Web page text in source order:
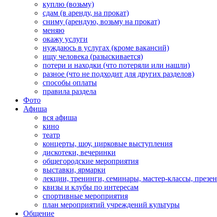
куплю (возьму)
сдам (в аренду, на прокат)
сниму (арендую, возьму на прокат)
меняю
окажу услуги
нуждаюсь в услугах (кроме вакансий)
ищу человека (разыскивается)
потери и находки (что потеряли или нашли)
разное (что не подходит для других разделов)
способы оплаты
правила раздела
Фото
Афиша
вся афиша
кино
театр
концерты, шоу, цирковые выступления
дискотеки, вечеринки
общегородские мероприятия
выставки, ярмарки
лекции, тренинги, семинары, мастер-классы,
квизы и клубы по интересам
спортивные мероприятия
план мероприятий учреждений культуры
Общение